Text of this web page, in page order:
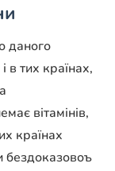
даного
в тих країнах,
вітамінів,
країнах
бездоказовоъ